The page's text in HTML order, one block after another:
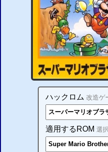
ハックロム 改造ゲ
適用するROM 選